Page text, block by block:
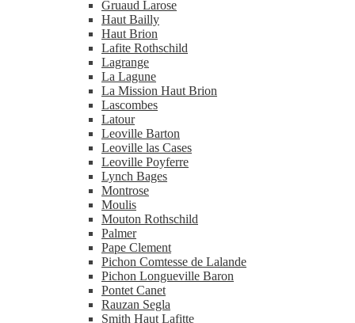
Gruaud Larose
Haut Bailly
Haut Brion
Lafite Rothschild
Lagrange
La Lagune
La Mission Haut Brion
Lascombes
Latour
Leoville Barton
Leoville las Cases
Leoville Poyferre
Lynch Bages
Montrose
Moulis
Mouton Rothschild
Palmer
Pape Clement
Pichon Comtesse de Lalande
Pichon Longueville Baron
Pontet Canet
Rauzan Segla
Smith Haut Lafitte